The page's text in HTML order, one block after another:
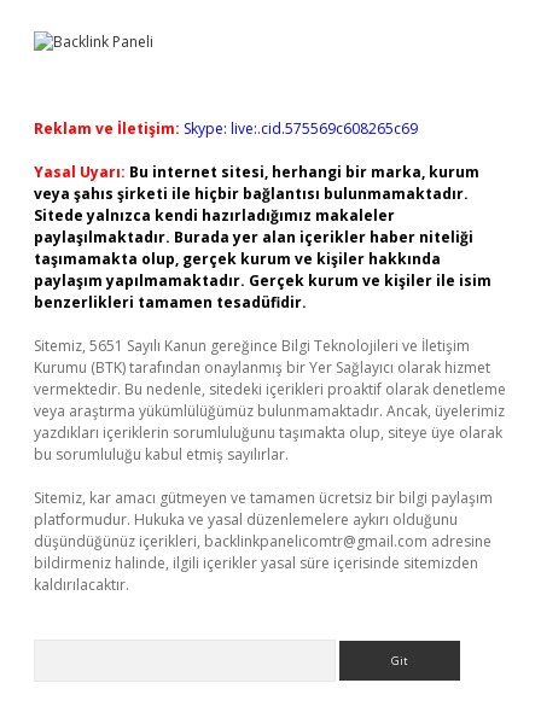
Reklam ve İletişim: Skype: live:.cid.575569c608265c69
Yasal Uyarı: Bu internet sitesi, herhangi bir marka, kurum
veya şahıs şirketi ile hiçbir bağlantısı bulunmamaktadır.
Sitede yalnızca kendi hazırladığımız makaleler
paylaşılmaktadır. Burada yer alan içerikler haber niteliği
taşımamakta olup, gerçek kurum ve kişiler hakkında
paylaşım yapılmamaktadır. Gerçek kurum ve kişiler ile isim
benzerlikleri tamamen tesadüfidir.
Sitemiz, 5651 Sayılı Kanun gereğince Bilgi Teknolojileri ve İletişim
Kurumu (BTK) tarafından onaylanmış bir Yer Sağlayıcı olarak hizmet
vermektedir. Bu nedenle, sitedeki içerikleri proaktif olarak denetleme
veya araştırma yükümlülüğümüz bulunmamaktadır. Ancak, üyelerimiz
yazdıkları içeriklerin sorumluluğunu taşımakta olup, siteye üye olarak
bu sorumluluğu kabul etmiş sayılırlar.
Sitemiz, kar amacı gütmeyen ve tamamen ücretsiz bir bilgi paylaşım
platformudur. Hukuka ve yasal düzenlemelere aykırı olduğunu
düşündüğünüz içerikleri, backlinkpanelicomtr@gmail.com adresine
bildirmeniz halinde, ilgili içerikler yasal süre içerisinde sitemizden
kaldırılacaktır.